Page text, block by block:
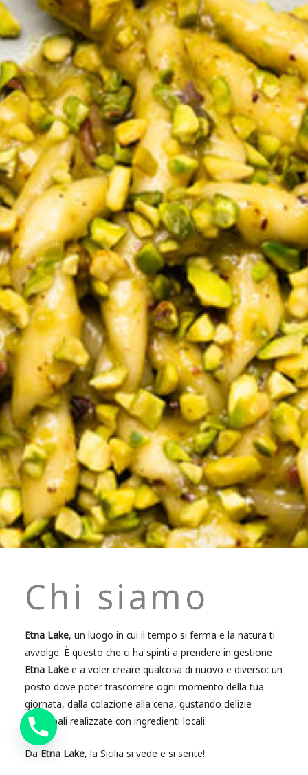
Chi siamo
Etna Lake, un luogo in cui il tempo si ferma e la natura ti
avvolge. È questo che ci ha spinti a prendere in gestione
Etna Lakee a voler creare qualcosa di nuovo e diverso: un
posto dove poter trascorrere ogni momento della tua
giornata, dalla colazione alla cena, gustando delizie
artigianali realizzate con ingredienti locali.
Da Etna Lake, la Sicilia si vede e si sente!